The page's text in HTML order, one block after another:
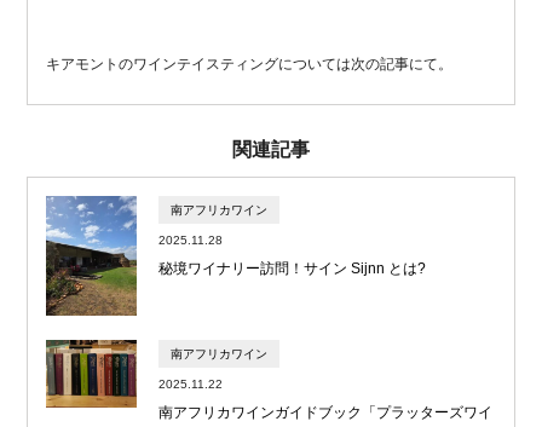
キアモントのワインテイスティングについては次の記事にて。
関連記事
南アフリカワイン
2025.11.28
秘境ワイナリー訪問！サイン Sijnn とは?
南アフリカワイン
2025.11.22
南アフリカワインガイドブック「プラッターズワイ